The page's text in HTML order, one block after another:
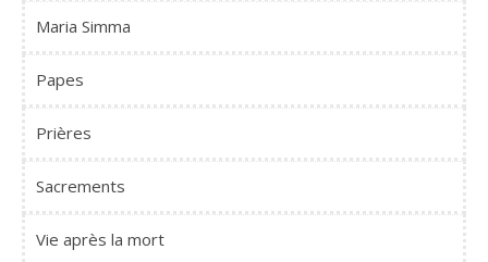
Maria Simma
Papes
Prières
Sacrements
Vie après la mort